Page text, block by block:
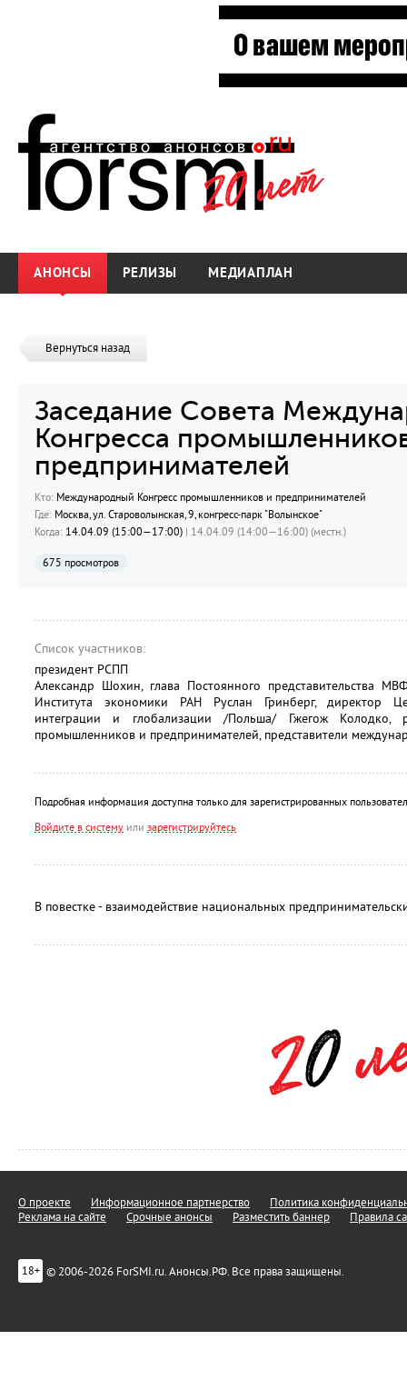
АНОНСЫ РЕЛИЗЫ МЕДИАПЛАН
Вернуться назад
Заседание Совета
Конгресса
предпринимателей
Кто: Международный Конгресс промышленников и предпринимателей
Где: Москва, ул. Староволынская, 9, конгресс-парк "Волынское"
Когда: 14.04.09 (15:00—17:00) | 14.04.09 (14:00—16:00) (местн.)
675 просмотров
Список участников:
президент РСПП
Александр Шохин, глава Постоянного представительства
Института экономики РАН Руслан Гринберг, директор
интеграции и глобализации /Польша/ Гжегож Колодко,
промышленников и предпринимателей, представители
Подробная информация доступна только для зарегистрированных
Войдите в систему или зарегистрируйтесь
В повестке - взаимодействие национальных
О проекте Информационное партнерство
Политика
Реклама на сайте
Срочные анонсы Разместить баннер Правила
18+ © 2006-2026 ForSMI.ru. Анонсы.РФ. Все права защищены.